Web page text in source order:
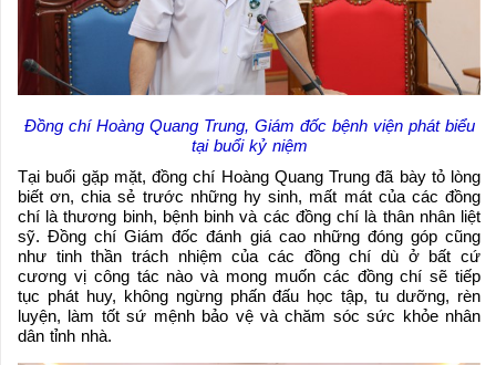
Đồng chí Hoàng Quang Trung, Giám đốc bệnh viện phát biểu
tại buổi kỷ niệm
Tại buổi gặp mặt, đồng chí Hoàng Quang Trung đã bày tỏ lòng
biết ơn, chia sẻ trước những hy sinh, mất mát của các đồng
chí là thương binh, bệnh binh và các đồng chí là thân nhân liệt
sỹ. Đồng chí Giám đốc đánh giá cao những đóng góp cũng
như tinh thần trách nhiệm của các đồng chí dù ở bất cứ
cương vị công tác nào và mong muốn các đồng chí sẽ tiếp
tục phát huy, không ngừng phấn đấu học tập, tu dưỡng, rèn
luyện, làm tốt sứ mệnh bảo vệ và chăm sóc sức khỏe nhân
dân tỉnh nhà.